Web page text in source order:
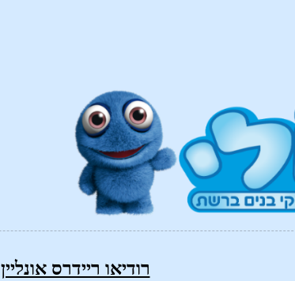
רודיאו ריידרס אונליין